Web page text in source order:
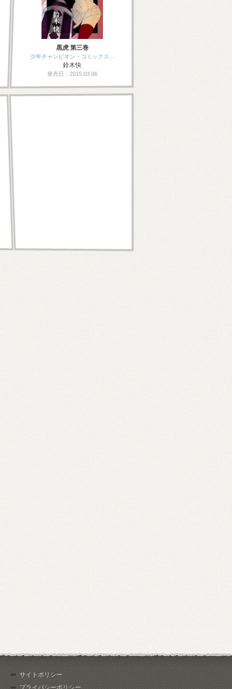
黒虎 第三巻
少年チャンピオン・コミックス…
鈴木快
発売日：2015.03.06
サイトポリシー
プライバシーポリシー